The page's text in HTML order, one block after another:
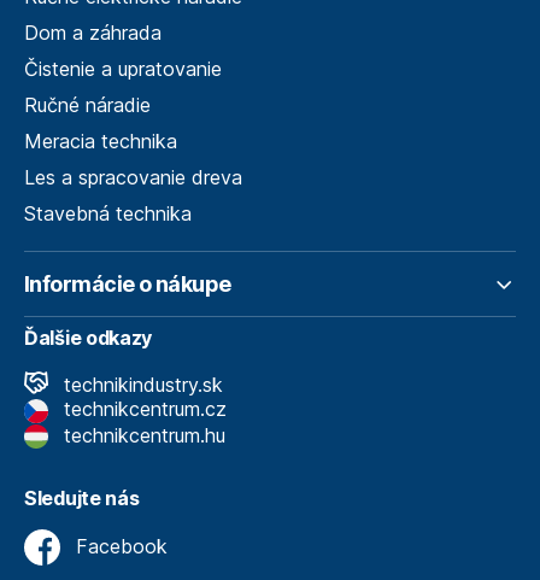
Dom a záhrada
Čistenie a upratovanie
Ručné náradie
Meracia technika
Les a spracovanie dreva
Stavebná technika
Informácie o nákupe
Ďalšie odkazy
technikindustry.sk
technikcentrum.cz
technikcentrum.hu
Sledujte nás
Facebook